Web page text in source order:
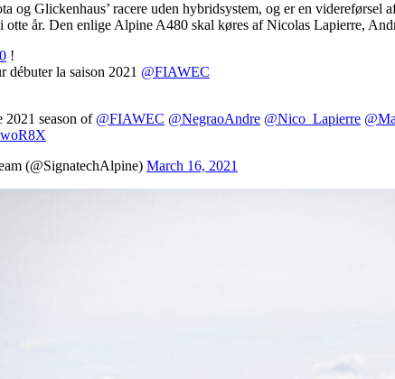
og Glickenhaus’ racere uden hybridsystem, og er en
år. Den enlige Alpine A480 skal køres af Nicolas Lapierre,
!
débuter la saison 2021 @FIAWEC
2021 season of @FIAWEC @NegraoAndre @Nico_Lapierre
(@SignatechAlpine) March 16, 2021